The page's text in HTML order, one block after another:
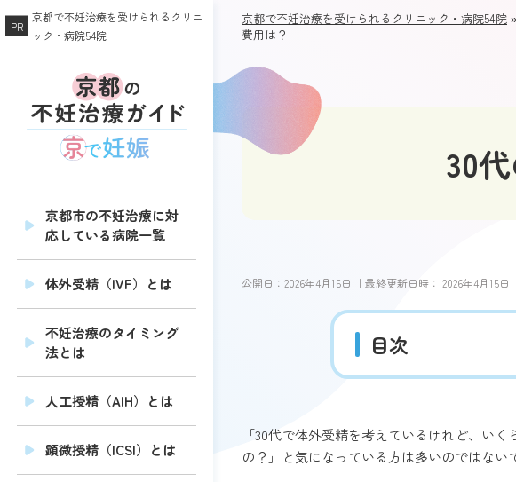
京都で不妊治療を受けられるクリニ
ック・病院54院
京都市の不妊治療に対
応している病院一覧
体外受精（IVF）とは
不妊治療のタイミング
法とは
人工授精（AIH）とは
顕微授精（ICSI）とは
京都で不妊治療を受けられるクリニック・病院54院 »
費用は？
30
公開日： 2026年4月15日 ｜最終更新日時： 2026年4月15日
目次
「30代で体外受精を考えているけれど、い
の？」と気になっている方は多いのではない